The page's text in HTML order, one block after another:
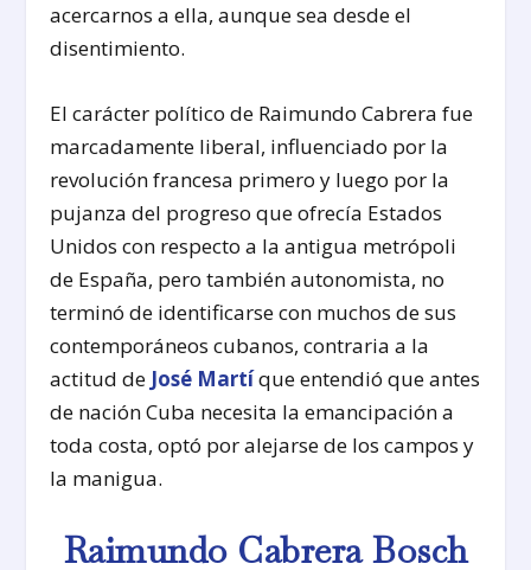
acercarnos a ella, aunque sea desde el
disentimiento.
El carácter político de Raimundo Cabrera fue
marcadamente liberal, influenciado por la
revolución francesa primero y luego por la
pujanza del progreso que ofrecía Estados
Unidos con respecto a la antigua metrópoli
de España, pero también autonomista, no
terminó de identificarse con muchos de sus
contemporáneos cubanos, contraria a la
actitud de José Martíque entendió que antes
de nación Cuba necesita la emancipación a
toda costa, optó por alejarse de los campos y
la manigua.
Raimundo Cabrera Bosch